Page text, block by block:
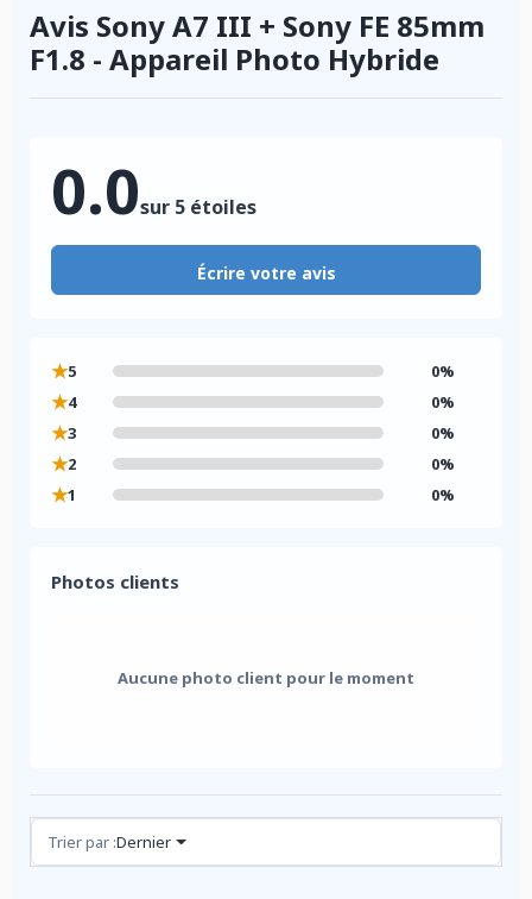
Avis Sony A7 III + Sony FE 85mm
F1.8 - Appareil Photo Hybride
0.0sur 5 étoiles
Écrire votre avis
★5 0%
★4 0%
★3 0%
★2 0%
★1 0%
Photos clients
Aucune photo client pour le moment
Avis (0)
Trier par :Dernier